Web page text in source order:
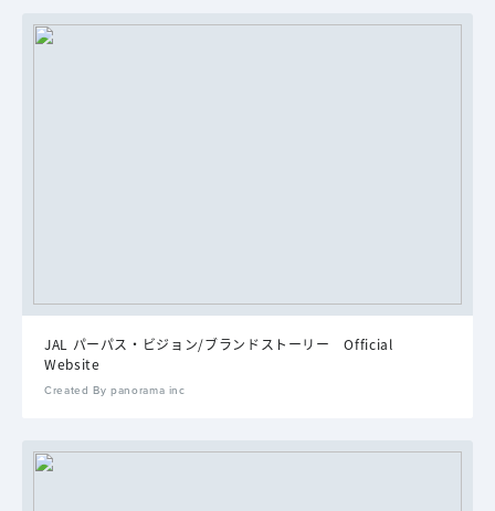
JAL パーパス・ビジョン/ブランドストーリー Official
Website
Created By panorama inc